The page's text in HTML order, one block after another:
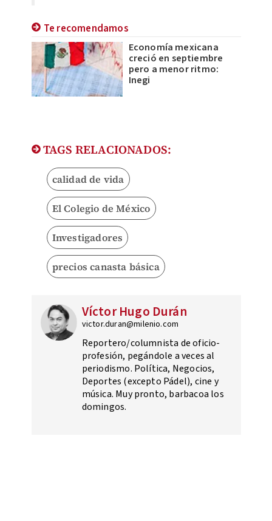
Te recomendamos
Economía mexicana
creció en septiembre
pero a menor ritmo:
Inegi
TAGS RELACIONADOS:
calidad de vida
El Colegio de México
Investigadores
precios canasta básica
Víctor Hugo Durán
victor.duran@milenio.com
Reportero/columnista de oficio-
profesión, pegándole a veces al
periodismo. Política, Negocios,
Deportes (excepto Pádel), cine y
música. Muy pronto, barbacoa los
domingos.